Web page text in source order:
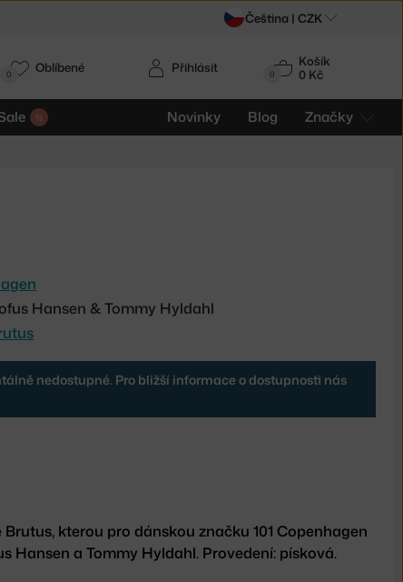
0
Košík
0 Kč
Novinky Blog Značky
Přihlásit
0 Oblíbené
Hansen & Tommy Hyldahl
nedostupné. Pro bližší informace o dostupnosti nás
kterou pro dánskou značku 101 Copenhagen
Hansen a Tommy Hyldahl. Provedení: písková.
Čeština | CZK